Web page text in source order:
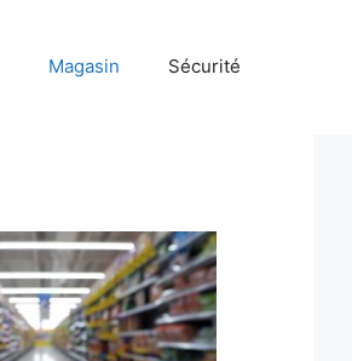
Magasin Sécurité